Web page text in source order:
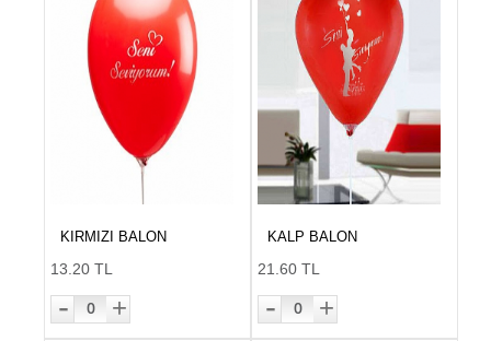
KIRMIZI BALON
13.20 TL
- 0 +
KALP BALON
21.60 TL
- 0 +